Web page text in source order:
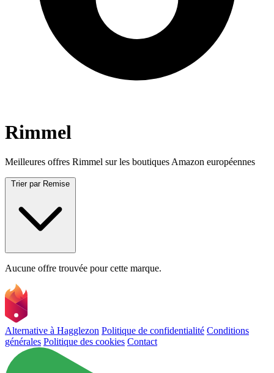
Rimmel
Meilleures offres Rimmel sur les boutiques Amazon européennes
Trier par Remise
Aucune offre trouvée pour cette marque.
Alternative à Hagglezon Politique de confidentialité Conditions
générales Politique des cookies Contact